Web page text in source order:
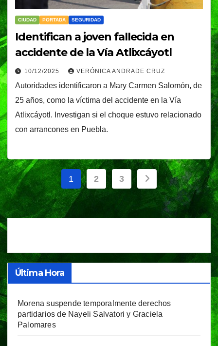
CIUDAD PORTADA SEGURIDAD
Identifican a joven fallecida en
accidente de la Vía Atlixcáyotl
10/12/2025 VERÓNICA ANDRADE CRUZ
Autoridades identificaron a Mary Carmen Salomón, de
25 años, como la víctima del accidente en la Vía
Atlixcáyotl. Investigan si el choque estuvo relacionado
con arrancones en Puebla.
Paginación
de
entradas
1 2 3
Última Hora
Morena suspende temporalmente derechos
partidarios de Nayeli Salvatori y Graciela
Palomares